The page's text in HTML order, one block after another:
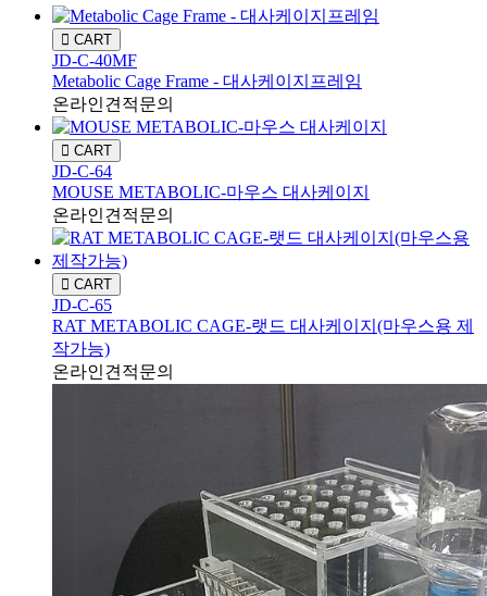
CART
JD-C-40MF
Metabolic Cage Frame - 대사케이지프레임
온라인견적문의
CART
JD-C-64
MOUSE METABOLIC-마우스 대사케이지
온라인견적문의
CART
JD-C-65
RAT METABOLIC CAGE-랫드 대사케이지(마우스용 제
작가능)
온라인견적문의